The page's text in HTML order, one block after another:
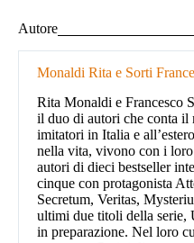
Autore
Monaldi Rita e Sorti
Rita Monaldi e Francesco
il duo di autori che conta il
imitatori in Italia e
nella vita, vivono con i
autori di dieci bestseller
cinque con protagonista
Secretum, Veritas,
ultimi due titoli della serie,
in preparazione. Nel loro